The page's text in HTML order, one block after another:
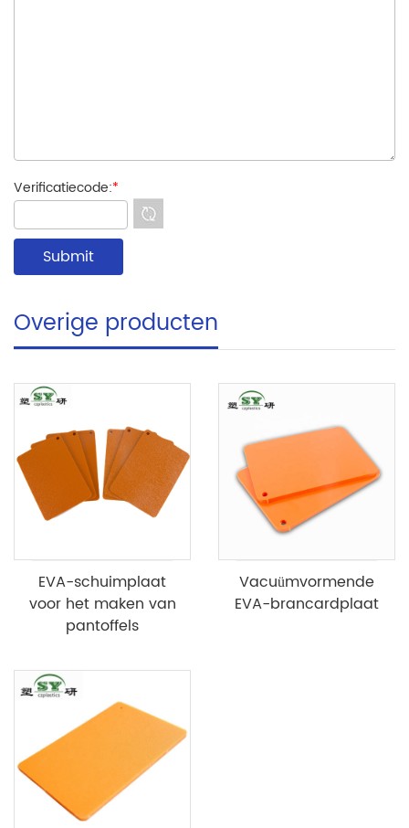
Verificatiecode:*
Overige producten
EVA-schuimplaat
voor het maken van
pantoffels
Vacuümvormende
EVA-brancardplaat